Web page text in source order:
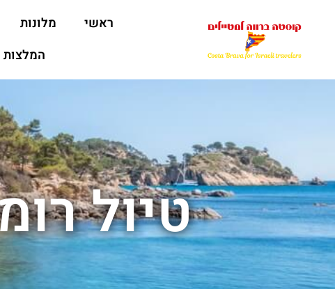
ראשי מלונות
המלצות
טיול